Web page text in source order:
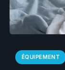
ÉQUIPEMENT